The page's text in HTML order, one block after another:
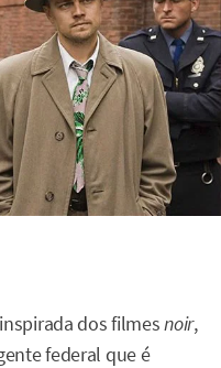
dos filmesnoir,
federal que é